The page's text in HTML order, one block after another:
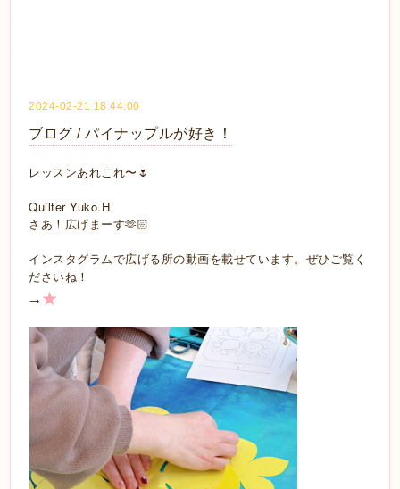
2024-02-21 18:44:00
ブログ / パイナップルが好き！
レッスンあれこれ〜🌷
Quilter Yuko.H
さあ！広げまーす🫶🏻
インスタグラムで広げる所の動画を載せています。ぜひご覧く
ださいね！
→ ★